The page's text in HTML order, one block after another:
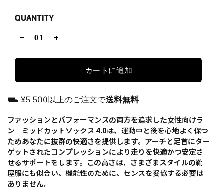
QUANTITY
カートに追加
⛟ ¥5,500以上のご注文で送料無料
ファッションとパフォーマンスの両方を追求した女性向けラ
ン ミッドカットソックス 4.0は、運動中と後を心地よく保つ
ためあなたに抜群の快適さを提供します。アーチと足首にター
ゲットされたコンプレッションにより走りを快適かつ安定さ
せるサポートをします。この高さは、さまざまスタイルの靴
屋服にも似合い、機能性のために、センスを妥協する必要は
ありません。